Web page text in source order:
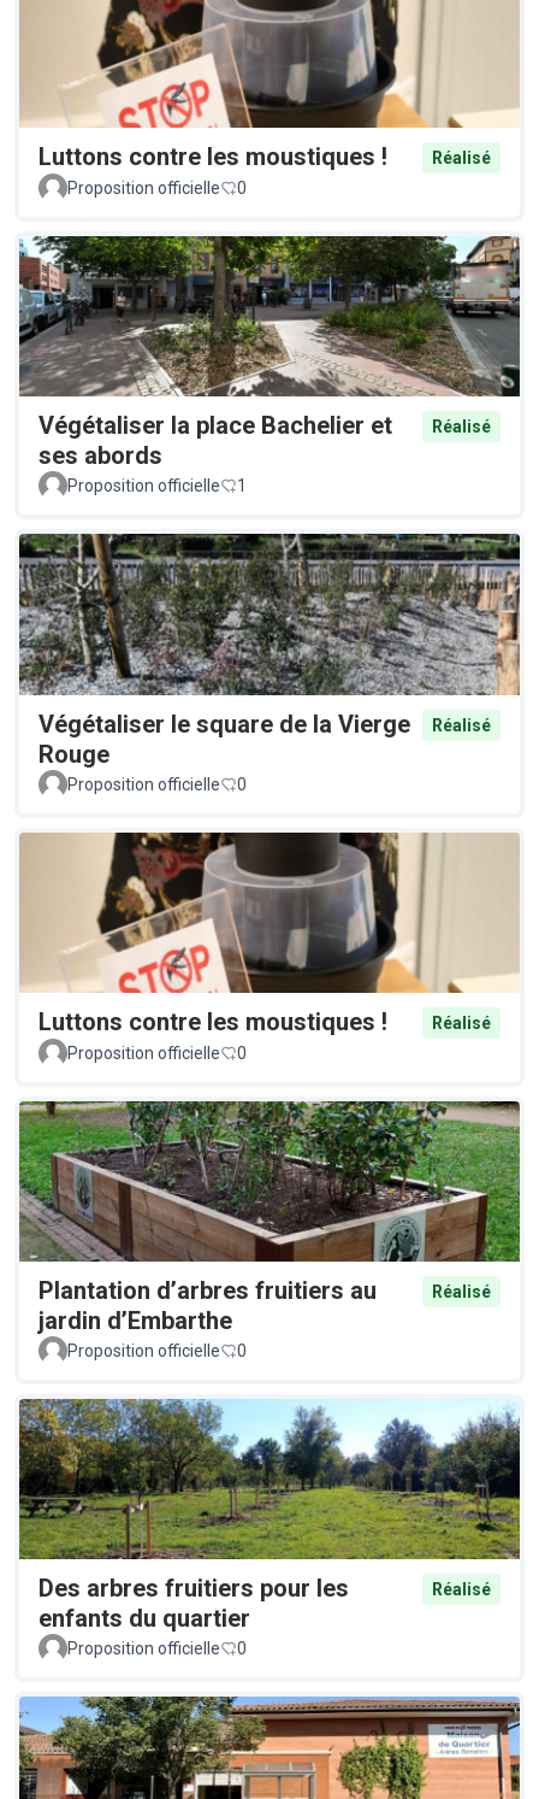
Luttons contre les moustiques !
Réalisé
Proposition officielle
0
Végétaliser la place Bachelier et
ses abords
Réalisé
Proposition officielle 1
Végétaliser le square de la Vierge
Rouge
Réalisé
Proposition officielle 0
Luttons contre les moustiques !
Réalisé
Proposition officielle
0
Plantation d’arbres fruitiers au
jardin d’Embarthe
Réalisé
Proposition officielle 0
Des arbres fruitiers pour les
enfants du quartier
Réalisé
Proposition officielle 0